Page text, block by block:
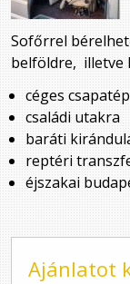
Sofőrrel
belföldre, illetve
céges
családi utakra
baráti
reptéri
éjszakai
Ajánlatot